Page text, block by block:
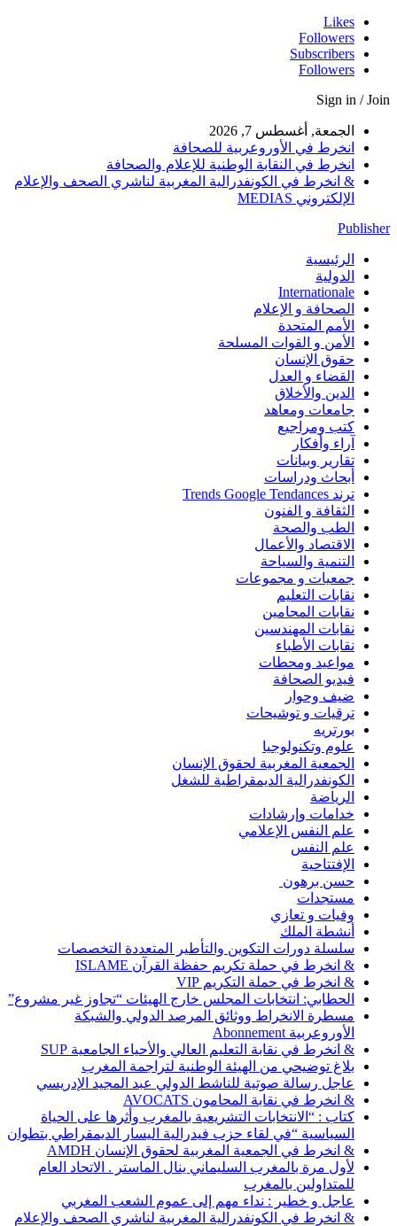
Likes
Followers
Subscribers
Followers
Sign in / Join
الجمعة, أغسطس 7, 2026
انخرط في الأوروعربية للصحافة
انخرط في النقابة الوطنية للإعلام والصحافة
& انخرط في الكونفدرالية المغربية لناشري الصحف والإعلام
الإلكتروني MEDIAS
Publisher
الرئيسية
الدولية
Internationale
الصحافة و الإعلام
الأمم المتحدة
الأمن و القوات المسلحة
حقوق الإنسان
القضاء و العدل
الدين والأخلاق
جامعات ومعاهد
كتب ومراجيع
آراء وأفكار
تقارير وبيانات
أبحاث ودراسات
ترند Trends Google Tendances
الثقافة و الفنون
الطب والصحة
الاقتصاد والأعمال
التنمية والسياحة
جمعيات و مجموعات
نقابات التعليم
نقابات المحامين
نقابات المهندسين
نقابات الأطباء
مواعيد ومحطات
فيديو الصحافة
ضيف وحوار
ترقيات و توشيحات
بورتريه
علوم وتكنولوجيا
الجمعية المغربية لحقوق الإنسان
الكونفدرالية الديمقراطية للشغل
الرياضة
خدامات وإرشادات
علم النفس الإعلامي
علم النفس
الإفتتاحية
حسن برهون
مستجدات
وفيات و تعازي
أنشطة الملك
سلسلة دورات التكوين والتأطير المتعددة التخصصات
& انخرط في حملة تكريم حفظة القرآن ISLAME
& انخرط في حملة التكريم VIP
الحطابي: انتخابات المجلس خارج الهيئات “تجاوز غير مشروع”
مسطرة الانخراط ووثائق المرصد الدولي والشبكة
الأوروعربية Abonnement
& انخرط في نقابة التعليم العالي والأحياء الجامعية SUP
بلاغ توضيحي من الهيئة الوطنية لتراجمة المغرب
عاجل رسالة صوتية للناشط الدولي عبد المجيد الإدريسي
& انخرط في نقابة المحامون AVOCATS
كتاب : “الانتخابات التشريعية بالمغرب وأثرها على الحياة
السياسية “في لقاء حزب فيدرالية اليسار الديمقراطي بتطوان
& انخرط في الجمعية المغربية لحقوق الإنسان AMDH
لأول مرة بالمغرب السليماني ينال الماستر . الاتحاد العام
للمتداولين بالمغرب
عاجل و خطير : نداء مهم إلى عموم الشعب المغربي
& انخرط في الكونفدرالية المغربية لناشري الصحف والإعلام